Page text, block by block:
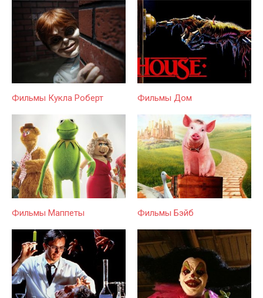
Фильмы Кукла Роберт Фильмы Дом
Фильмы Маппеты Фильмы Бэйб